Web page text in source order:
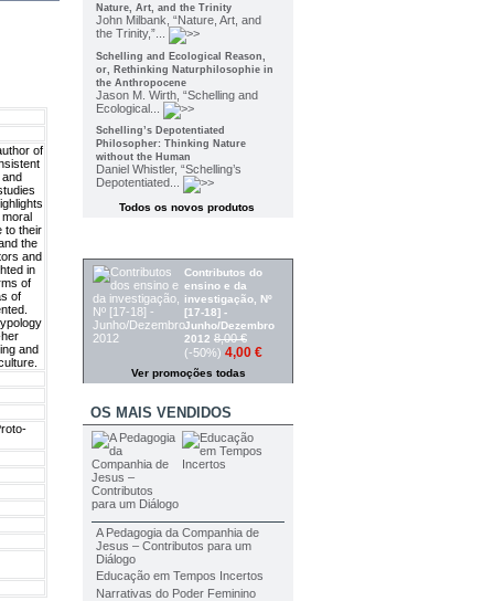
of
and
to their
the
and
in
of
of
and
Nature, Art, and the Trinity
John Milbank, “Nature, Art, and
the Trinity,”...
Schelling and Ecological Reason,
or, Rethinking Naturphilosophie in
the Anthropocene
Jason M. Wirth, “Schelling and
Ecological...
Schelling’s Depotentiated
Philosopher: Thinking Nature
without the Human
Daniel Whistler, “Schelling’s
Depotentiated...
Todos os novos produtos
Contributos do
ensino e da
investigação, Nº
[17-18] -
Junho/Dezembro
2012 8,00 €
(-50%) 4,00 €
Ver promoções todas
OS MAIS VENDIDOS
A Pedagogia da Companhia de
Jesus – Contributos para um
Diálogo
Educação em Tempos Incertos
Narrativas do Poder Feminino